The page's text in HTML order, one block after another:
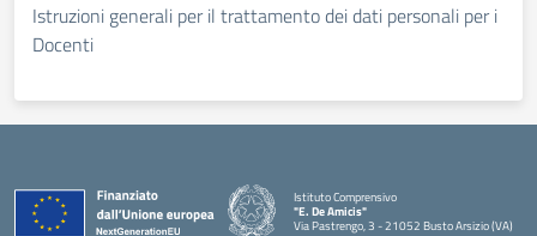
Istruzioni generali per il trattamento dei dati personali per i
Docenti
Istituto Comprensivo
"E. De Amicis"
Via Pastrengo, 3 - 21052 Busto Arsizio (VA)